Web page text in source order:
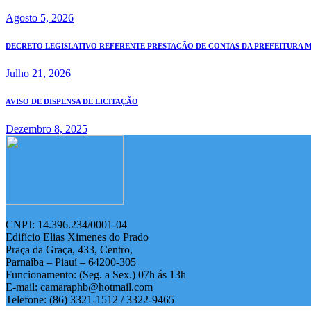
Agosto 5, 2026
DECRETO LEGISLATIVO REFERENTE PRESTAÇÃO DE CONTAS DA PREFEITURA
Julho 21, 2026
AVISO DE DISPENSA DE LICITAÇÃO
Dezembro 8, 2025
CNPJ: 14.396.234/0001-04
Edifício Elias Ximenes do Prado
Praça da Graça, 433, Centro,
Parnaíba – Piauí – 64200-305
Funcionamento: (Seg. a Sex.) 07h ás 13h
E-mail: camaraphb@hotmail.com
Telefone: (86) 3321-1512 / 3322-9465